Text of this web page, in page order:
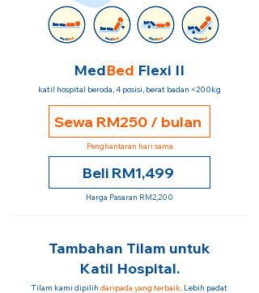
MedBed Flexi II
katil hospital beroda, 4 posisi, berat badan <200kg
Sewa RM250 / bulan
Penghantaran hari sama
Beli RM1,499
Harga Pasaran RM2,200
Tambahan Tilam untuk
Katil Hospital.
Tilam kami dipilih daripada yang terbaik. Lebih padat